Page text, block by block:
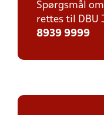
Spørgsmål
rettes til DBU
8939 9999